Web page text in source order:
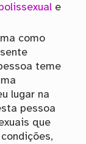
e
como
teme
lugar na
pessoa
que